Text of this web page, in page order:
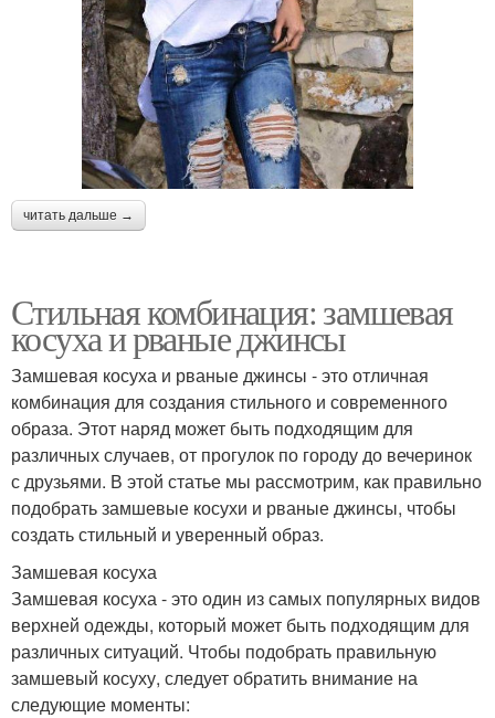
читать дальше →
Стильная комбинация: замшевая
косуха и рваные джинсы
Замшевая косуха и рваные джинсы - это отличная
комбинация для создания стильного и современного
образа. Этот наряд может быть подходящим для
различных случаев, от прогулок по городу до вечеринок
с друзьями. В этой статье мы рассмотрим, как правильно
подобрать замшевые косухи и рваные джинсы, чтобы
создать стильный и уверенный образ.
Замшевая косуха
Замшевая косуха - это один из самых популярных видов
верхней одежды, который может быть подходящим для
различных ситуаций. Чтобы подобрать правильную
замшевый косуху, следует обратить внимание на
следующие моменты: